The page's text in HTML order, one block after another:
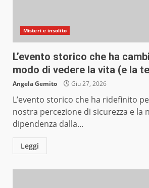
Misteri e insolito
L’evento storico che ha
modo di vedere la vita (e la
Angela Gemito Giu 27, 2026
L’evento storico che ha ridefinito
nostra percezione di sicurezza e la
dipendenza dalla...
Leggi